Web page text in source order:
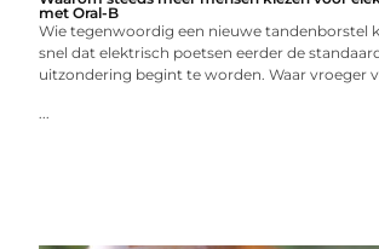
met Oral-B
Wie tegenwoordig een nieuwe tandenborstel
snel dat elektrisch poetsen eerder de
uitzondering begint te worden. Waar vroeger
...